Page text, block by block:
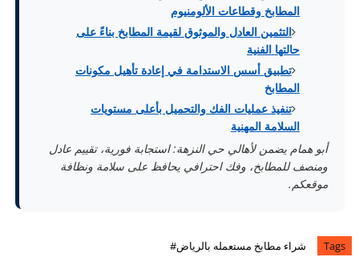
المطابخ وقطاعات الألومنيوم
التثمين العادل والموثوق لقيمة المطابخ بناءً على
حالتها الفنية
تطبيق أسس الاستدامة في إعادة تأهيل مكونات
المطابخ
تنفيذ عمليات الفك والتحميل بأعلى مستويات
السلامة المهنية
أبو همام يضمن لأهالي حي النزهة: استجابة فورية، تقييم عادل
ومنصف للمطابخ، وفك احترافي يحافظ على سلامة ونظافة
موقعكم.
Tags
شراء مطابخ مستعمله بالرياض#